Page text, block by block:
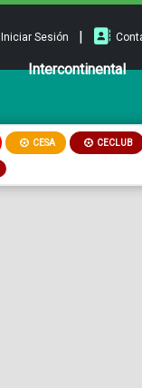
Iniciar Sesión |
Intercontinental
CESA CECLUB